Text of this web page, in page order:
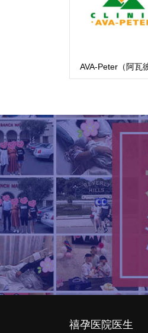
AVA-Peter（阿瓦
禧孕医院医生